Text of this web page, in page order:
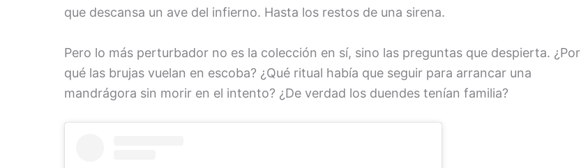
que descansa un ave del infierno. Hasta los restos de una sirena.
Pero lo más perturbador no es la colección en sí, sino las preguntas que despierta. ¿Por
qué las brujas vuelan en escoba? ¿Qué ritual había que seguir para arrancar una
mandrágora sin morir en el intento? ¿De verdad los duendes tenían familia?